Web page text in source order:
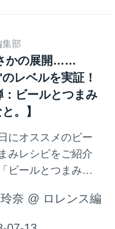
集部
かの展開……
レベルを実証！
：ビールとつまみ
。】
にオススメのビー
みレシピをご紹介
ビールとつまみと
」です。さて、本
ら気になってたビ
介♪なんとこのビー
奈 @ ロレンス編